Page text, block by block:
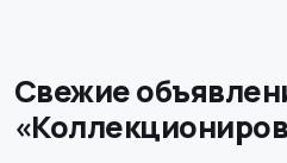
Свежие